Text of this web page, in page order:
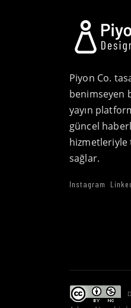
Piyon Co.
benimseyen
yayın
güncel
hizmetleriyle
sağlar.
Instagram